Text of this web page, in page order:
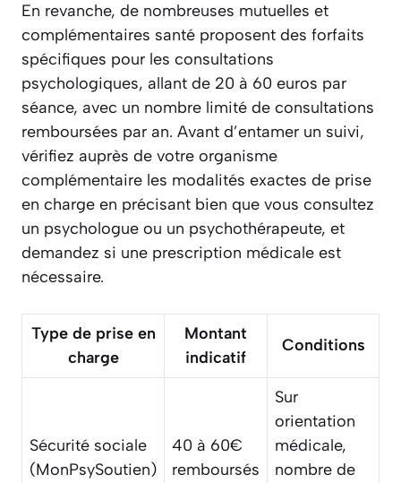
En revanche, de nombreuses mutuelles et
complémentaires santé proposent des forfaits
spécifiques pour les consultations
psychologiques, allant de 20 à 60 euros par
séance, avec un nombre limité de consultations
remboursées par an. Avant d’entamer un suivi,
vérifiez auprès de votre organisme
complémentaire les modalités exactes de prise
en charge en précisant bien que vous consultez
un psychologue ou un psychothérapeute, et
demandez si une prescription médicale est
nécessaire.
Type de prise en
charge
Montant
indicatif
Conditions
Sécurité sociale
(MonPsySoutien)
40 à 60€
remboursés
Sur
orientation
médicale,
nombre de